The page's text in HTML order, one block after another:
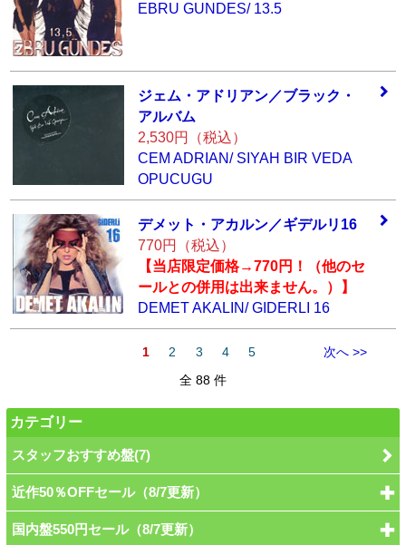
EBRU GUNDES/ 13.5
ジェム・アドリアン／ブラック・
アルバム
2,530円（税込）
CEM ADRIAN/ SIYAH BIR VEDA
OPUCUGU
デメット・アカルン／ギデルリ16
770円（税込）
【当店限定価格→770円！（他のセ
ールとの併用は出来ません。）】
DEMET AKALIN/ GIDERLI 16
1 2 3 4 5
次へ >>
全 88 件
カテゴリー
スタッフおすすめ盤(7)
近作50％OFFセール（8/7更新）
国内盤550円セール（8/7更新）